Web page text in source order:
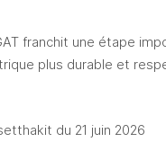
franchit une étape
plus durable et
du 21 juin 2026